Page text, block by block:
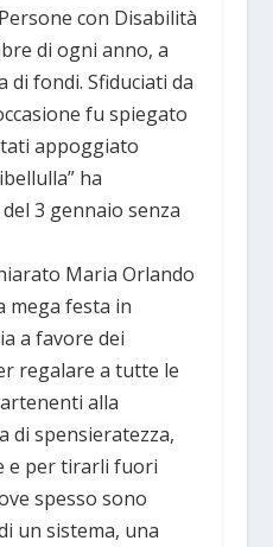
con Disabilità
di ogni anno, a
di fondi. Sfiduciati da
fu spiegato
appoggiato
ha
3 gennaio senza
Maria Orlando
mega festa in
a favore dei
regalare a tutte le
alla
di spensieratezza,
e per tirarli fuori
spesso sono
un sistema, una